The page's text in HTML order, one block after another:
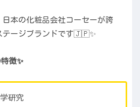
日本の化粧品会社コーセーが誇
テージブランドです🇯🇵✨
徴✨
研究